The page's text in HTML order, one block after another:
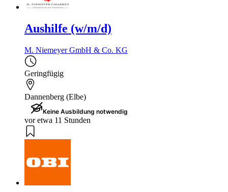
Aushilfe (w/m/d)
M. Niemeyer GmbH & Co. KG
Geringfügig
Dannenberg (Elbe)
Keine Ausbildung notwendig
vor etwa 11 Stunden